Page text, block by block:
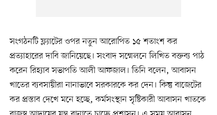
সংগঠনটি ফ্ল্যাটের ওপর নতুন আরোপিত ১৫ শতাংশ কর
প্রত্যাহারের দাবি জানিয়েছে। সংবাদ সম্মেলনে লিখিত বক্তব্য পাঠ
করেন রিহ্যাব সভাপতি আলী আফজাল। তিনি বলেন, আবাসন
খাতের ব্যবসায়ীরা নানাভাবে সরকারকে কর দেন। কিন্তু বাজেটের
কর প্রস্তাব দেখে মনে হচ্ছে, কর্মসংস্থান সৃষ্টিকারী আবাসন খাতকে